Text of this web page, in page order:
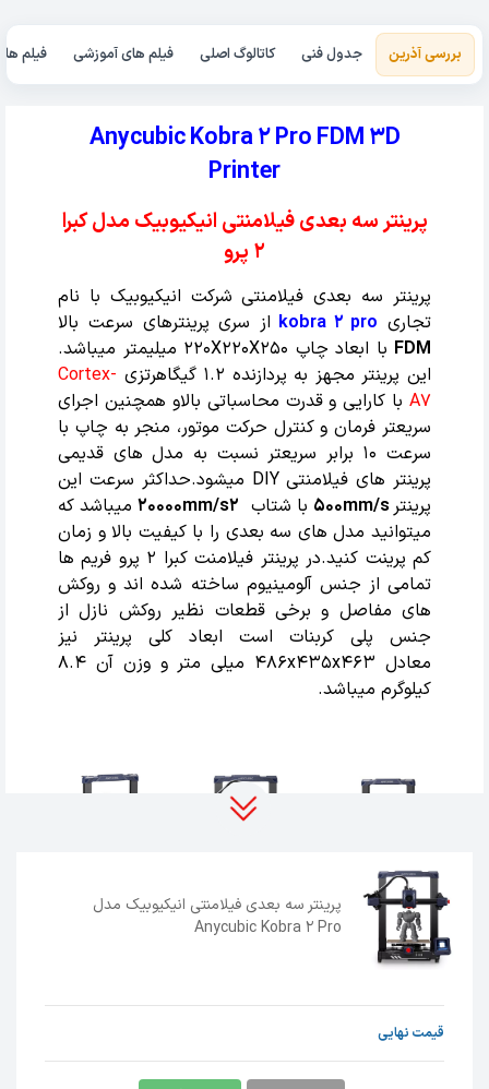
بررسی آذرین جدول فنی کاتالوگ اصلی فیلم های آموزشی فیلم
Anycubic Kobra 2 Pro FDM 3D
Printer
پرینتر سه بعدی فیلامنتی انیکیوبیک مدل کبرا
2 پرو
پرینتر سه بعدی فیلامنتی شرکت انیکیوبیک با نام
تجاری kobra 2 pro از سری پرینترهای سرعت بالا
FDM
با ابعاد چاپ 220X220X250 میلیمتر میباشد.
این پرینتر مجهز به پردازنده 1.2 گیگاهرتزی
Cortex-
A7 با کارایی و قدرت محاسباتی بالاو همچنین اجرای
سریعتر فرمان و کنترل حرکت موتور، منجر به چاپ با
سرعت 10 برابر سریعتر نسبت به مدل های قدیمی
پرینتر های فیلامنتی DIY میشود.حداکثر سرعت این
پرینتر 500mm/s با شتاب 20000mm/s2میباشد که
میتوانید مدل های سه بعدی را با کیفیت بالا و زمان
کم پرینت کنید.در پرینتر فیلامنت کبرا 2 پرو فریم ها
تمامی از جنس آلومینیوم ساخته شده اند و روکش
های مفاصل و برخی قطعات نظیر روکش نازل از
جنس پلی کربنات است ابعاد کلی پرینتر نیز
معادل 486x435x463 میلی متر و وزن آن 8.4
کیلوگرم میباشد.
تراز میکند و نرخ موفقیت چاپ را افزایش
پرینتر سه بعدی فیلامنتی انیکیوبیک مدل
Anycubic Kobra 2 Pro
قیمت نهایی